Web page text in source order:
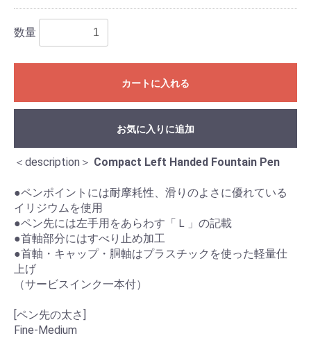
数量
カートに入れる
お気に入りに追加
＜description＞ Compact Left Handed Fountain Pen
●ペンポイントには耐摩耗性、滑りのよさに優れている
イリジウムを使用
●ペン先には左手用をあらわす「Ｌ」の記載
●首軸部分にはすべり止め加工
●首軸・キャップ・胴軸はプラスチックを使った軽量仕
上げ
（サービスインク一本付）
[ペン先の太さ]
Fine-Medium